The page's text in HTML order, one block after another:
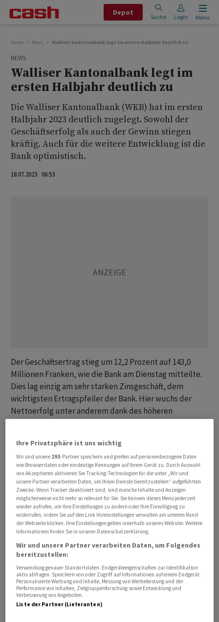
Depot
Suche Login Menu
Home News Walliser Kantonalbank legt im ersten Halbjahr deutlich zu
NEWS
Walliser Kantonalbank legt im
ersten Halbjahr deutlich zu
Die Walliser Kantonalbank (WKB) hat im ersten
Halbjahr 2023 deutlich zugelegt. Sowohl der
Geschäftserfolg als auch der Gewinn stiegen
kräftig. Auch für die weitere Entwicklung ist die
Bank optimistisch.
18.07.2023 06:53
Der Geschäftsertrag stieg um 12,2 Prozent auf 143,0
Millionen Franken, wie die Bank am Dienstag mitteilte.
Dies lag einzig am sehr starken Zinsgeschäft, dem
wichtigsten Ertragspfeiler der Bank. Hier wuchs der
Nettoerfolg unter anderem dank des höheren
Der Erfolg aus dem Kommissions- und
Dienstleistungsgeschäft zeigte sich quasi stabil und lag
um 0,9 Prozent unter dem Vorjahr bei 22,4 Millionen. Das
Handelsgeschäft sackte indes deutlich ab. Dort
resultierte im Halbjahr ein Minus von 72,1 Prozent auf
noch 3,8 Millionen Franken. Insgesamt kletterte der
Geschäftserfolg aber um 21,1 Prozent auf 74,1 Millionen.
Kosten und höherer Gewinn
Gleichzeitig nahm der Geschäftsaufwand um
unterdurchschnittliche 4,7 Prozent auf 62,9 Millionen
zu. Das Kosten-Ertrags-Verhältnis verbesserte sich
Ihre Privatsphäre ist uns wichtig
Wir und unsere 293-Partner speichern und greifen auf personenbezogene Daten
wie Browserdaten oder eindeutige Kennungen auf Ihrem Gerät zu. Durch Auswahl
von Akzeptieren aktivieren Sie Tracking-Technologien für die unter „Wir und
unsere Partner verarbeiten Daten, um Ihnen Dienste bereitzustellen“ aufgeführten
Zwecke. Wenn Tracker deaktiviert sind, sind manche Inhalte und Anzeigen
möglicherweise nicht mehr so relevant für Sie. Sie können dieses Menü jederzeit
wieder aufrufen, um Ihre Einstellungen zu ändern oder Ihre Einwilligung zu
widerrufen, indem Sie auf den Link Voreinstellungen verwalten am unteren Rand
der Webseite klicken. Ihre Einstellungen gelten innerhalb unseres Website. Weitere
Informationen finden Sie in unserer Datenschutzerklärung.
Wir und unsere Partner verarbeiten Daten, um Folgendes
bereitzustellen:
Verwendung genauer Standortdaten. Endgeräteeigenschaften zur Identifikation
aktiv abfragen. Speichern von oder Zugriff auf Informationen auf einem Endgerät.
Personalisierte Werbung und Inhalte, Messung von Werbeleistung und der
Performance von Inhalten, Zielgruppenforschung sowie Entwicklung und
Verbesserung von Angeboten.
Liste der Partner (Lieferanten)